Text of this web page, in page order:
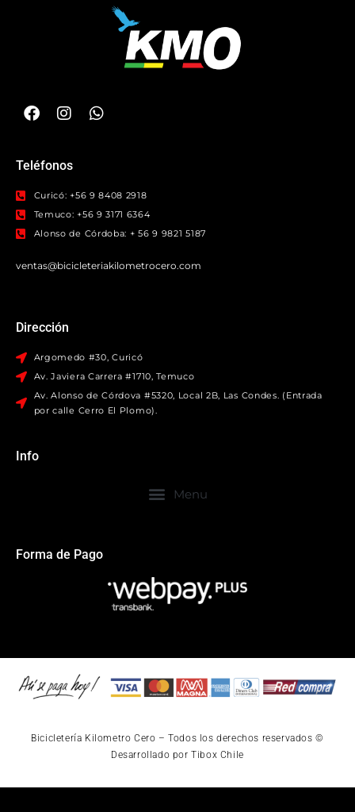
Teléfonos
Curicó: +56 9 8408 2918
Temuco: +56 9 3171 6364
Alonso de Córdoba: + 56 9 9821 5187
ventas@bicicleteriakilometrocero.com
Dirección
Argomedo #30, Curicó
Av. Javiera Carrera #1710, Temuco
Av. Alonso de Córdova #5320, Local 2B, Las Condes. (Entrada
por calle Cerro El Plomo).
Info
Forma de Pago
Bicicletería Kilometro Cero – Todos los derechos reservados ©
Desarrollado por Tibox Chile